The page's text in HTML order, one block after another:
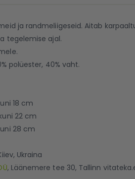
ja randmeliigeseid. Aitab
tegelemise ajal.
polüester, 40% vaht.
18 cm
22 cm
28 cm
Ukraina
, Läänemere tee 30, Tallinn